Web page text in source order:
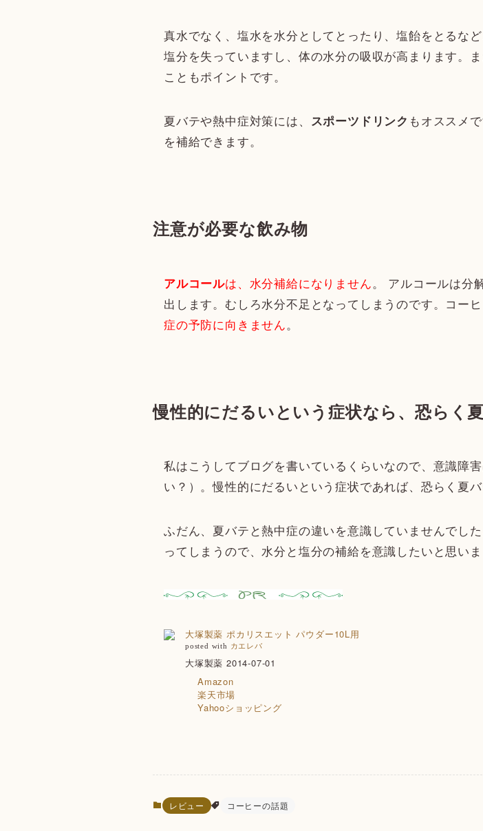
真水でなく、塩水を水分としてとったり、塩飴をとるな
塩分を失っていますし、体の水分の吸収が高まります。
こともポイントです。
夏バテや熱中症対策には、 スポーツドリンク もオススメ
を補給できます。
注意が必要な飲み物
アルコールは、水分補給になりません。 アルコールは分
出します。むしろ水分不足となってしまうのです。コー
症の予防に向きません。
慢性的にだるいという症状なら、恐らく
私はこうしてブログを書いているくらいなので、意識障
い？）。慢性的にだるいという症状であれば、恐らく夏バ
ふだん、夏バテと熱中症の違いを意識していませんでし
ってしまうので、水分と塩分の補給を意識したいと思いま
大塚製薬 ポカリスエット パウダー10L用
posted with カエレバ
大塚製薬 2014-07-01
Amazon
楽天市場
Yahooショッピング
レビュー コーヒーの話題